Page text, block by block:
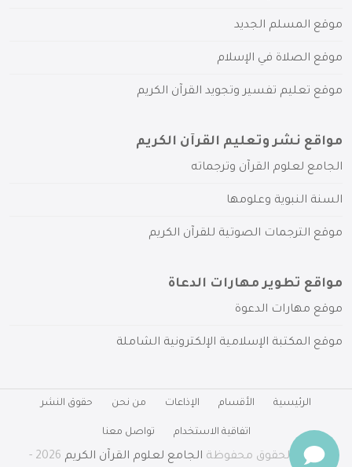
موقع المسلم الجديد
موقع الصلاة في الإسلام
موقع تعليم تفسير وتجويد القرآن الكريم
مواقع نشر وتعليم القرآن الكريم
الجامع لعلوم القرآن وترجماته
السنة النبوية وعلومها
موقع الترجمات الصوتية للقرآن الكريم
مواقع تطوير مهارات الدعاة
موقع مهارات الدعوة
موقع المكتبة الإسلامية الإلكترونية الشاملة
الرئيسية الأقسام الإذاعات من نحن حقوق النشر
اتفاقية الاستخدام تواصل معنا
جميع الحقوق محفوظة الجامع لعلوم القرآن الكريم 2026 -